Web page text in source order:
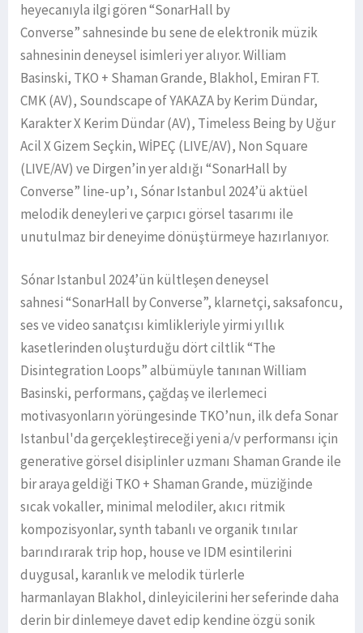
heyecanıyla ilgi gören “SonarHall by
Converse” sahnesinde bu sene de elektronik müzik
sahnesinin deneysel isimleri yer alıyor. William
Basinski, TKO + Shaman Grande, Blakhol, Emiran FT.
CMK (AV), Soundscape of YAKAZA by Kerim Dündar,
Karakter X Kerim Dündar (AV), Timeless Being by Uğur
Acil X Gizem Seçkin, WİPEÇ (LIVE/AV), Non Square
(LIVE/AV) ve Dirgen’in yer aldığı “SonarHall by
Converse” line-up’ı, Sónar Istanbul 2024’ü aktüel
melodik deneyleri ve çarpıcı görsel tasarımı ile
unutulmaz bir deneyime dönüştürmeye hazırlanıyor.
Sónar Istanbul 2024’ün kültleşen deneysel
sahnesi “SonarHall by Converse”, klarnetçi, saksafoncu,
ses ve video sanatçısı kimlikleriyle yirmi yıllık
kasetlerinden oluşturduğu dört ciltlik “The
Disintegration Loops” albümüyle tanınan William
Basinski, performans, çağdaş ve ilerlemeci
motivasyonların yörüngesinde TKO’nun, ilk defa Sonar
Istanbul'da gerçekleştireceği yeni a/v performansı için
generative görsel disiplinler uzmanı Shaman Grande ile
bir araya geldiği TKO + Shaman Grande, müziğinde
sıcak vokaller, minimal melodiler, akıcı ritmik
kompozisyonlar, synth tabanlı ve organik tınılar
barındırarak trip hop, house ve IDM esintilerini
duygusal, karanlık ve melodik türlerle
harmanlayan Blakhol, dinleyicilerini her seferinde daha
derin bir dinlemeye davet edip kendine özgü sonik